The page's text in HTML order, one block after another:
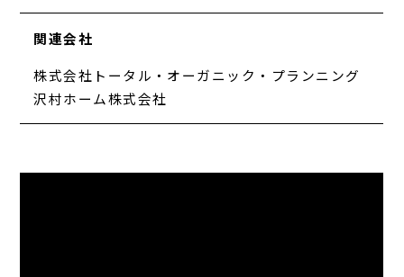
関連会社
株式会社トータル・オーガニック・プランニング
沢村ホーム株式会社